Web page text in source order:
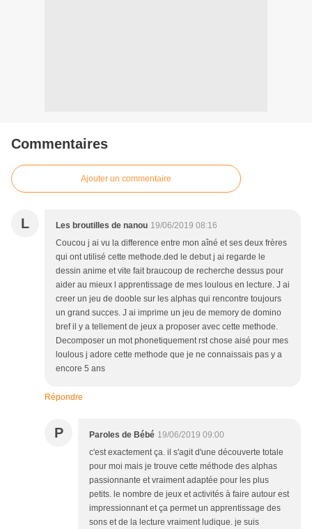
Commentaires
Ajouter un commentaire
L Les broutilles de nanou 19/06/2019 08:16
Coucou j ai vu la difference entre mon aîné et ses deux frères
qui ont utilisé cette methode.ded le debut j ai regarde le
dessin anime et vite fait braucoup de recherche dessus pour
aider au mieux l apprentissage de mes loulous en lecture. J ai
creer un jeu de dooble sur les alphas qui rencontre toujours
un grand succes. J ai imprime un jeu de memory de domino
bref il y a tellement de jeux a proposer avec cette methode.
Decomposer un mot phonetiquement rst chose aisé pour mes
loulous j adore cette methode que je ne connaissais pas y a
encore 5 ans
Répondre
P Paroles de Bébé 19/06/2019 09:00
c'est exactement ça. il s'agit d'une découverte totale
pour moi mais je trouve cette méthode des alphas
passionnante et vraiment adaptée pour les plus
petits. le nombre de jeux et activités à faire autour est
impressionnant et ça permet un apprentissage des
sons et de la lecture vraiment ludique. je suis